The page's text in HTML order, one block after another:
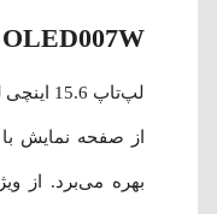
OLED007W
بهره می‌برد. از